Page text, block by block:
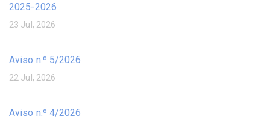
2025-2026
23 Jul, 2026
Aviso n.º 5/2026
22 Jul, 2026
Aviso n.º 4/2026